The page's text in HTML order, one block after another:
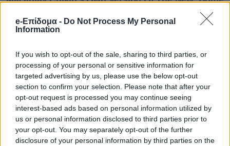
e-Επίδομα - Do Not Process My Personal
Information
If you wish to opt-out of the sale, sharing to third parties, or
processing of your personal or sensitive information for
targeted advertising by us, please use the below opt-out
section to confirm your selection. Please note that after your
opt-out request is processed you may continue seeing
interest-based ads based on personal information utilized by
us or personal information disclosed to third parties prior to
your opt-out. You may separately opt-out of the further
disclosure of your personal information by third parties on the